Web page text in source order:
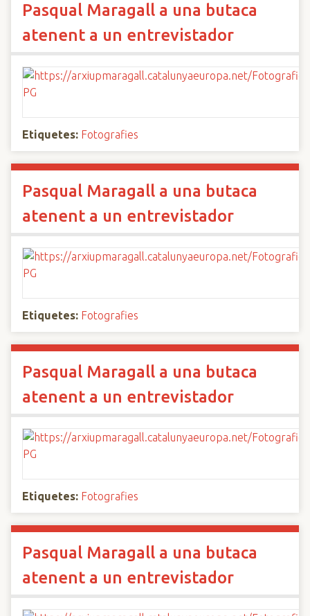
Pasqual Maragall a una butaca
atenent a un entrevistador
Etiquetes: Fotografies
Pasqual Maragall a una butaca
atenent a un entrevistador
Etiquetes: Fotografies
Pasqual Maragall a una butaca
atenent a un entrevistador
Etiquetes: Fotografies
Pasqual Maragall a una butaca
atenent a un entrevistador